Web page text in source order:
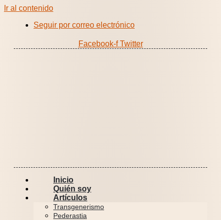
Ir al contenido
Seguir por correo electrónico
Facebook-f Twitter
Inicio
Quién soy
Artículos
Transgenerismo
Pederastia